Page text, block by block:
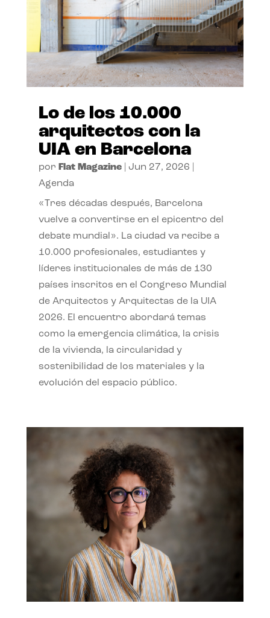
Lo de los 10.000
arquitectos con la
UIA en Barcelona
por Flat Magazine| Jun 27, 2026
Agenda
«Tres décadas después, Barcelona
vuelve a convertirse en el epicentro del
debate mundial». La ciudad va recibe a
10.000 profesionales, estudiantes y
líderes institucionales de más de 130
países inscritos en el Congreso Mundial
de Arquitectos y Arquitectas de la UIA
2026. El encuentro abordará temas
como la emergencia climática, la crisis
de la vivienda, la circularidad y
sostenibilidad de los materiales y la
evolución del espacio público.